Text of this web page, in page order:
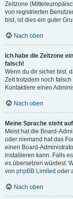
Zeitzone
von registrierten
bist, ist dies ein guter
Nach oben
Ich habe die Zeitzone
falsch!
Wenn du dir sicher bist,
Zeit trotzdem noch
Kontaktiere einen
Nach oben
Meine Sprache steht
Meist hat die Board-
oder niemand hat das
einen Board-
installieren kann. Falls
es übersetzen würdest.
von phpBB Limited oder
Nach oben